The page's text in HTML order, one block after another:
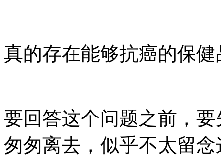
真的存在能够抗癌的保健
要回答这个问题之前，
匆匆离去，似乎不太留